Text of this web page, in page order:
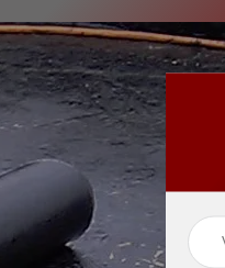
Pose et réparation de
faîtage et faîtière 86